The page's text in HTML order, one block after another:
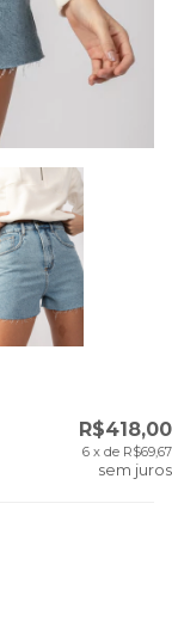
R$418,00
6 x de R$69,67
sem juros